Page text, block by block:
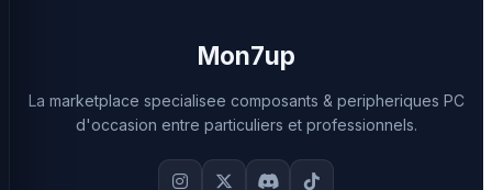
Mon7up
La marketplace specialisee composants & peripheriques PC
d'occasion entre particuliers et professionnels.